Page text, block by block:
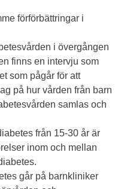
förförbättringar i
i övergången
finns en intervju som
som pågår för att
på hur vården från barn
samlas och
från 15-30 år är
inom och mellan
går på barnkliniker